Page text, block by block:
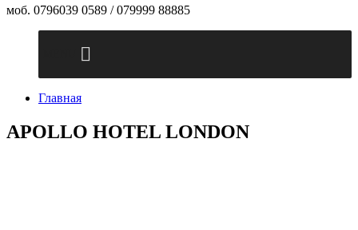
моб. 0796039 0589 / 079999 88885
Главная
APOLLO HOTEL LONDON